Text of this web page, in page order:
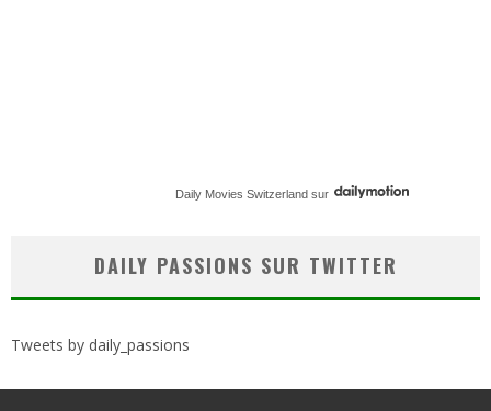
Daily Movies Switzerland sur
DAILY PASSIONS SUR TWITTER
Tweets by daily_passions